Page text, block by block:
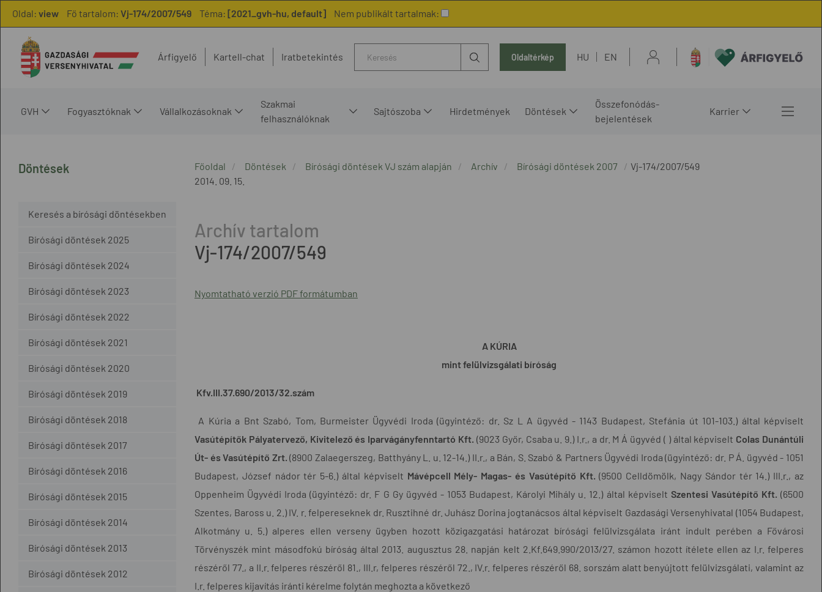
Oldal: view Fő tartalom: Vj-174/2007/549 Téma: [2021_gvh-hu, default] Nem publikált tartalmak:
Árfigyelő Kartell-chat Iratbetekintés Oldaltérkép HU EN
GVH Fogyasztóknak Vállalkozásoknak
Szakmai
felhasználóknak
Sajtószoba Hirdetmények Döntések
Összefonódás-
bejelentések
Karrier
Döntések
Keresés a bírósági döntésekben
Bírósági döntések 2025
Bírósági döntések 2024
Bírósági döntések 2023
Bírósági döntések 2022
Bírósági döntések 2021
Bírósági döntések 2020
Bírósági döntések 2019
Bírósági döntések 2018
Bírósági döntések 2017
Bírósági döntések 2016
Bírósági döntések 2015
Bírósági döntések 2014
Bírósági döntések 2013
Bírósági döntések 2012
Főoldal Döntések Bírósági döntések VJ szám alapján Archív Bírósági döntések 2007
Vj-174/2007/549
2014. 09. 15.
Vj-174/2007/549
Nyomtatható verzió PDF formátumban
A KÚRIA
mint felülvizsgálati bíróság
Kfv.III.37.690/2013/32.szám
A Kúria a Bnt Szabó, Tom, Burmeister Ügyvédi Iroda (ügyintéző: dr. Sz L A ügyvéd - 1143 Budapest, Stefánia út 101-103.) által képviselt
Vasútépítők Pályatervező, Kivitelező és Iparvágányfenntartó Kft. (9023 Győr, Csaba u. 9.) I.r., a dr. M Á ügyvéd ( ) által képviselt Colas Dunántúli
Út- és Vasútépítő Zrt. (8900 Zalaegerszeg, Batthyány L. u. 12-14.) II.r., a Bán, S. Szabó & Partners Ügyvédi Iroda (ügyintéző: dr. P Á. ügyvéd - 1051
Budapest, József nádor tér 5-6.) által képviselt Mávépcell Mély- Magas- és Vasútépítő Kft. (9500 Celldömölk, Nagy Sándor tér 14.) III.r., az
Oppenheim Ügyvédi Iroda (ügyintéző: dr. F G Gy ügyvéd - 1053 Budapest, Károlyi Mihály u. 12.) által képviselt Szentesi Vasútépítő Kft. (6500
Szentes, Baross u. 2.) IV. r. felpereseknek dr. Rusztihné dr. Juhász Dorina jogtanácsos által képviselt Gazdasági Versenyhivatal (1054 Budapest,
Alkotmány u. 5.) alperes ellen verseny ügyben hozott közigazgatási határozat bírósági felülvizsgálata iránt indult perében a Fővárosi
Törvényszék mint másodfokú bíróság által 2013. augusztus 28. napján kelt 2.Kf.649.990/2013/27. számon hozott ítélete ellen az I.r. felperes
részéről 77., a II.r. felperes részéről 81., III.r, felperes részéről 72., IV.r. felperes részéről 68. sorszám alatt benyújtott felülvizsgálati, valamint az
I.r. felperes kijavítás iránti kérelme folytán meghozta a következő